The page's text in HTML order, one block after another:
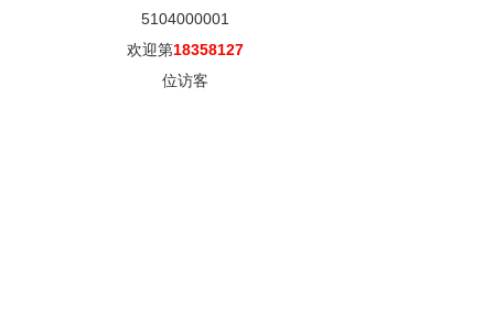
5104000001
欢迎第18358127
位访客